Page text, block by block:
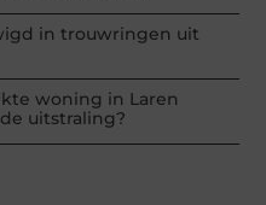
in trouwringen uit
woning in Laren
uitstraling?